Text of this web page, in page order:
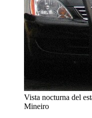
Vista nocturna del
Mineiro